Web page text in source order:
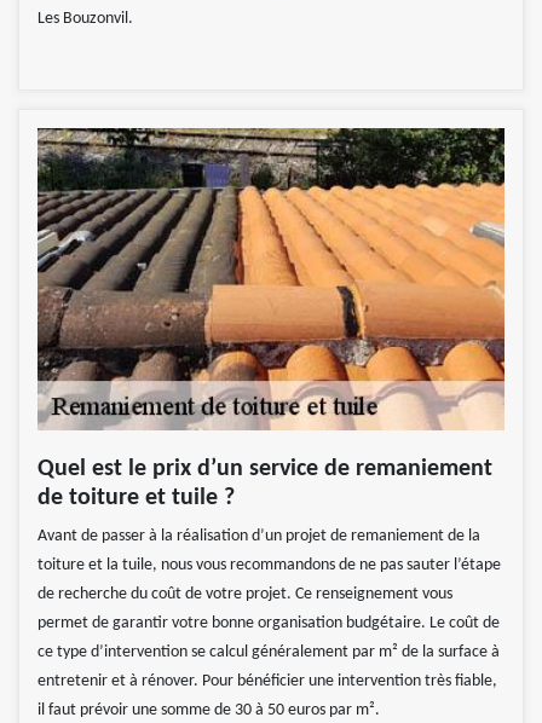
Les Bouzonvil.
Quel est le prix d’un service de remaniement
de toiture et tuile ?
Avant de passer à la réalisation d’un projet de remaniement de la
toiture et la tuile, nous vous recommandons de ne pas sauter l’étape
de recherche du coût de votre projet. Ce renseignement vous
permet de garantir votre bonne organisation budgétaire. Le coût de
ce type d’intervention se calcul généralement par m² de la surface à
entretenir et à rénover. Pour bénéficier une intervention très fiable,
il faut prévoir une somme de 30 à 50 euros par m².